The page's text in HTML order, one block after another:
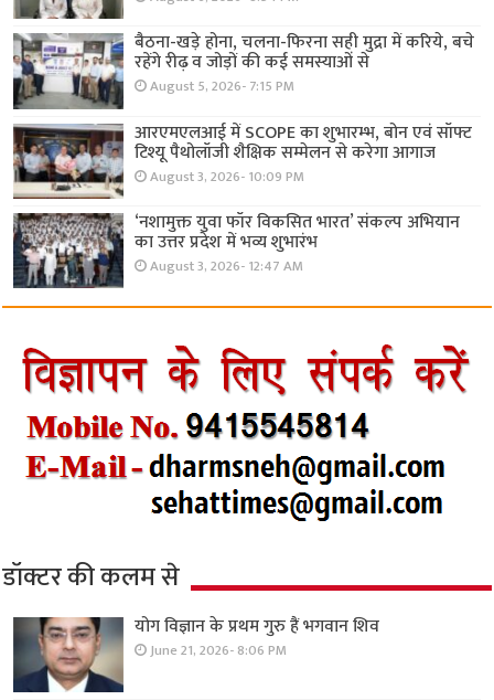
बैठना-खड़े होना, चलना-फिरना सही मुद्रा में करिये, बचे
रहेंगे रीढ़ व जोड़ों की कई समस्याओं से
August 5, 2026- 7:15 PM
आरएमएलआई में SCOPE का शुभारम्भ, बोन एवं सॉफ्ट
टिश्यू पैथोलॉजी शैक्षिक सम्मेलन से करेगा आगाज
August 3, 2026- 10:09 PM
‘नशामुक्त युवा फॉर विकसित भारत’ संकल्प अभियान
का उत्तर प्रदेश में भव्य शुभारंभ
August 3, 2026- 12:47 AM
डॉक्टर की कलम से
योग विज्ञान के प्रथम गुरु हैं भगवान शिव
June 21, 2026- 8:06 PM